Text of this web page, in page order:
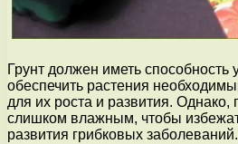
Грунт должен иметь способность
обеспечить растения
для их роста и развития. Однако,
слишком влажным, чтобы
развития грибковых заболеваний.